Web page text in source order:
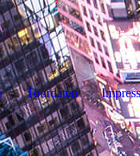
Tourdaten